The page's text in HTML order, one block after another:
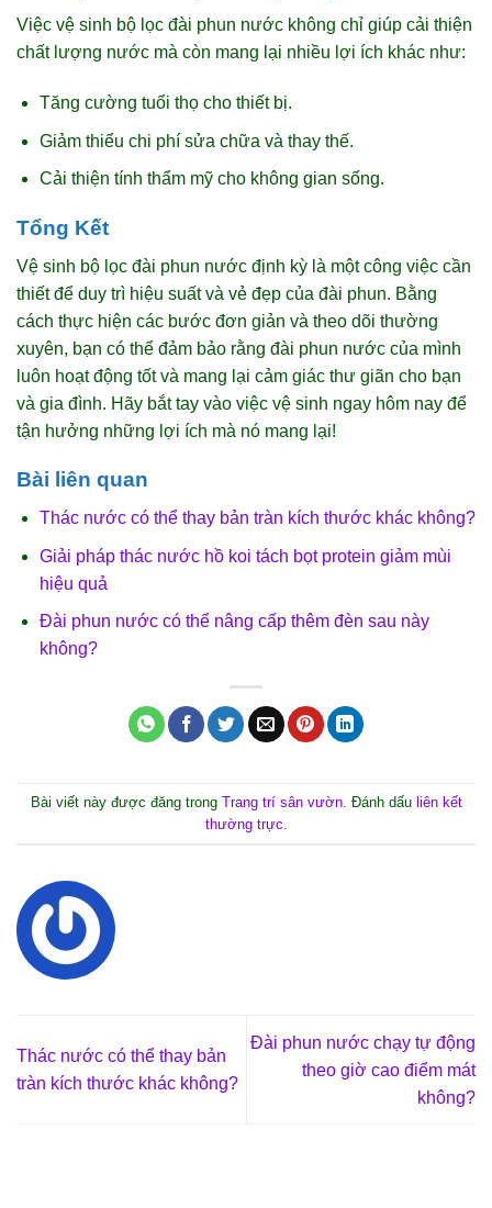
Việc vệ sinh bộ lọc đài phun nước không chỉ giúp cải thiện
chất lượng nước mà còn mang lại nhiều lợi ích khác như:
Tăng cường tuổi thọ cho thiết bị.
Giảm thiểu chi phí sửa chữa và thay thế.
Cải thiện tính thẩm mỹ cho không gian sống.
Tổng Kết
Vệ sinh bộ lọc đài phun nước định kỳ là một công việc cần
thiết để duy trì hiệu suất và vẻ đẹp của đài phun. Bằng
cách thực hiện các bước đơn giản và theo dõi thường
xuyên, bạn có thể đảm bảo rằng đài phun nước của mình
luôn hoạt động tốt và mang lại cảm giác thư giãn cho bạn
và gia đình. Hãy bắt tay vào việc vệ sinh ngay hôm nay để
tận hưởng những lợi ích mà nó mang lại!
Bài liên quan
Thác nước có thể thay bản tràn kích thước khác không?
Giải pháp thác nước hồ koi tách bọt protein giảm mùi
hiệu quả
Đài phun nước có thể nâng cấp thêm đèn sau này
không?
Bài viết này được đăng trong Trang trí sân vườn. Đánh dấu liên kết
thường trực
Thác nước có thể thay bản
tràn kích thước khác không?
Đài phun nước chạy tự động
theo giờ cao điểm mát
không?